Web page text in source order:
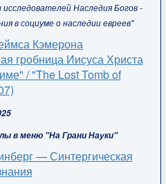
Наследия Богов -
в социуме о наследии евреев"
Кэмерона
гробница Иисуса Христа
/ "The Lost Tomb of
в меню "На Грани Науки"
— Синтергическая